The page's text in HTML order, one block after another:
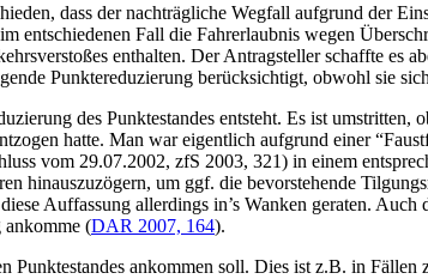
dass der nachträgliche Wegfall aufgrund der
entschiedenen Fall die Fahrerlaubnis wegen
enthalten. Der Antragsteller schaffte es
Punktereduzierung berücksichtigt, obwohl sie
des Punktestandes entsteht. Es ist umstritten,
hatte. Man war eigentlich aufgrund einer
vom 29.07.2002, zfS 2003, 321) in einem
hinauszuzögern, um ggf. die bevorstehende
Auffassung allerdings in’s Wanken geraten.
ankomme (DAR 2007, 164).
ankommen soll. Dies ist z.B. in